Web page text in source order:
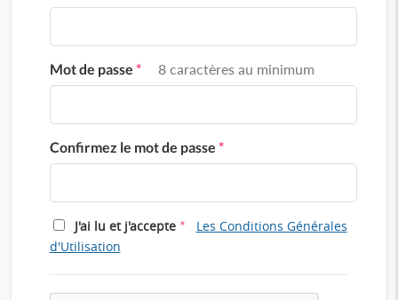
Mot de passe * 8 caractères au minimum
Confirmez le mot de passe *
J'ai lu et j'accepte *
Les Conditions Générales
d'Utilisation